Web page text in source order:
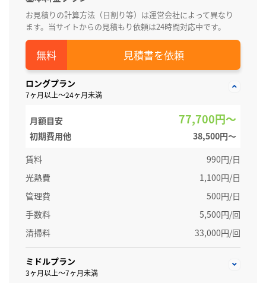
お見積りの計算方法（日割り等）は運営会社によって異なり
ます。当サイトからの見積もり依頼は24時間対応中です。
見積書を依頼
ロングプラン
7ヶ月以上～24ヶ月未満
月額目安 77,700円～
初期費用他
38,500円〜
賃料
990円/日
光熱費
1,100円/日
管理費
500円/日
手数料
5,500円/回
清掃料
33,000円/回
ミドルプラン
3ヶ月以上～7ヶ月未満